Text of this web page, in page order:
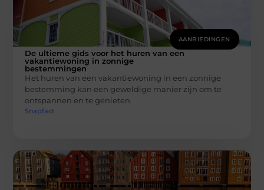
AANBIEDINGEN
De ultieme gids voor het huren van een
vakantiewoning in zonnige
bestemmingen
Het huren van een vakantiewoning in een zonnige
bestemming kan een geweldige manier zijn om te
ontspannen en te genieten
Snapfact